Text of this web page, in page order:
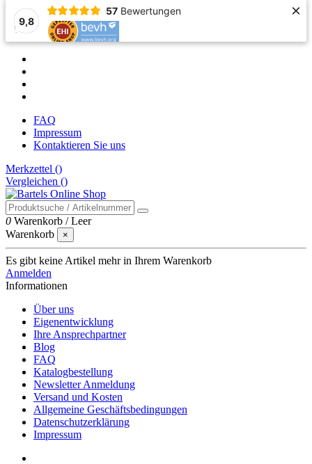
9,8
57 Bewertungen ×
FAQ
Impressum
Kontaktieren Sie uns
Merkzettel ()
Vergleichen ()
0 Warenkorb /Leer
Warenkorb
×
Es gibt keine Artikel mehr in Ihrem Warenkorb
Anmelden
Informationen
Über uns
Eigenentwicklung
Ihre Ansprechpartner
Blog
FAQ
Katalogbestellung
Newsletter Anmeldung
Versand und Kosten
Allgemeine Geschäftsbedingungen
Datenschutzerklärung
Impressum